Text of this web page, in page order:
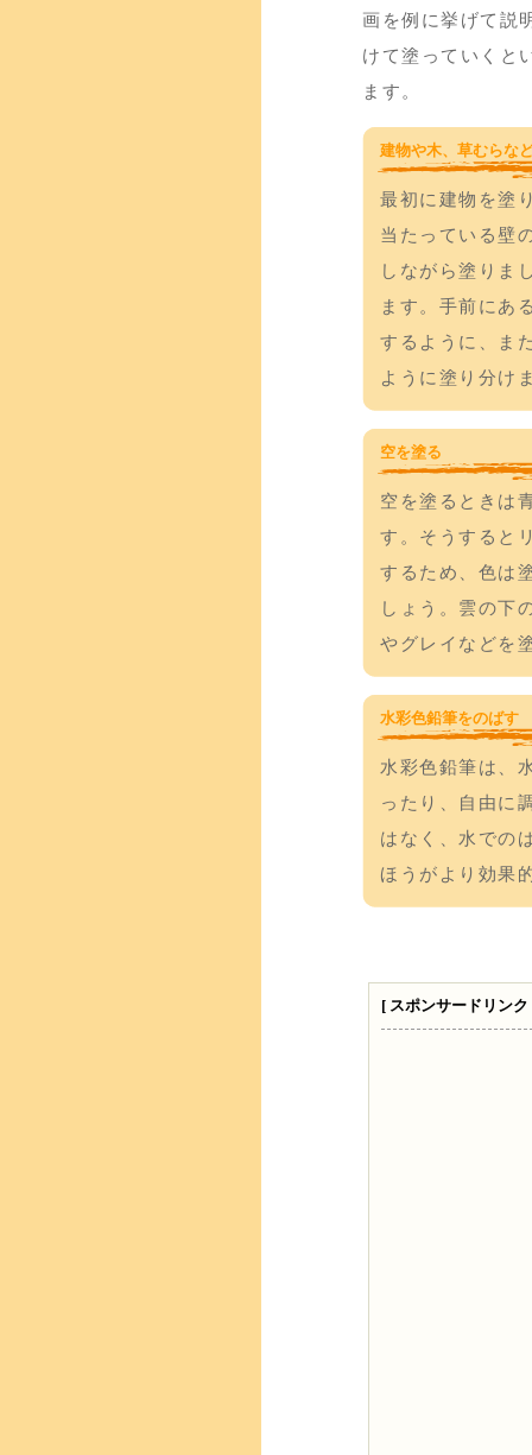
画を例に挙げて説
けて塗っていくと
ます。
建物や木、草むらな
最初に建物を塗
当たっている壁
しながら塗りま
ます。手前にあ
するように、ま
ように塗り分け
空を塗る
空を塗るときは
す。そうすると
するため、色は
しょう。雲の下
やグレイなどを
水彩色鉛筆をのばす
水彩色鉛筆は、
ったり、自由に
はなく、水での
ほうがより効果
[ スポンサードリンク